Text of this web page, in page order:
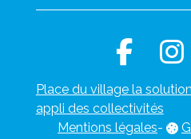
Place du village la
appli des collectivités
Mentions légales-